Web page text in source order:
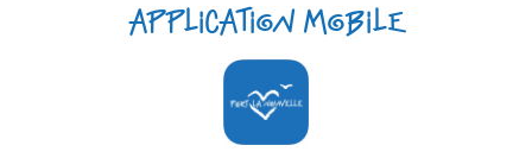
Application mobile